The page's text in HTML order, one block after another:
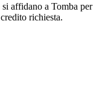
affidano a Tomba per
richiesta.